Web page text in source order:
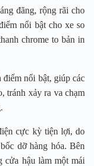
đãng, rộng rãi cho
nổi bật cho xe so
chrome to bản in
nổi bật, giúp các
tránh xảy ra va chạm
cực kỳ tiện lợi, do
dỡ hàng hóa. Bên
cửa hậu làm một mái